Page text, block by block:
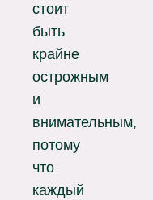
стоит
быть
крайне
острожным
и
внимательным,
потому
что
каждый